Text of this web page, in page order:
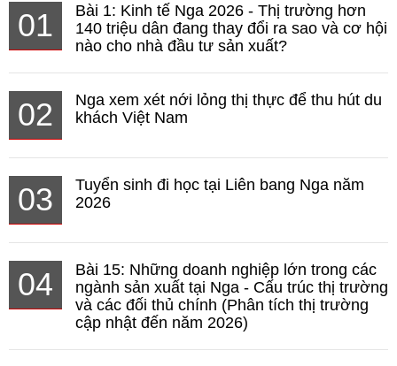
01
Bài 1: Kinh tế Nga 2026 - Thị trường hơn
140 triệu dân đang thay đổi ra sao và cơ hội
nào cho nhà đầu tư sản xuất?
02
Nga xem xét nới lỏng thị thực để thu hút du
khách Việt Nam
03
Tuyển sinh đi học tại Liên bang Nga năm
2026
04
Bài 15: Những doanh nghiệp lớn trong các
ngành sản xuất tại Nga - Cấu trúc thị trường
và các đối thủ chính (Phân tích thị trường
cập nhật đến năm 2026)